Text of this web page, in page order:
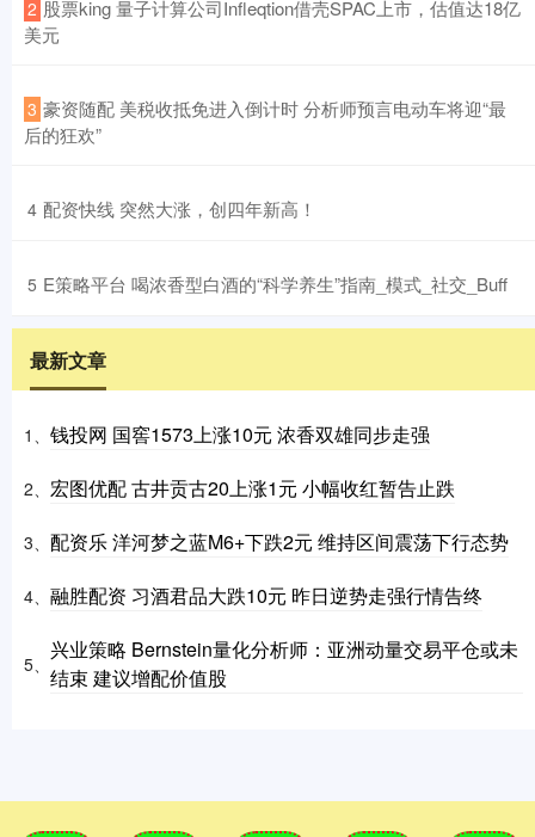
2 ​股票king 量子计算公司Infleqtion借壳SPAC上市，估值达18亿
美元
3 ​豪资随配 美税收抵免进入倒计时 分析师预言电动车将迎“最
后的狂欢”
4 ​配资快线 突然大涨，创四年新高！
5 ​E策略平台 喝浓香型白酒的“科学养生”指南_模式_社交_Buff
最新文章
1、 钱投网 国窖1573上涨10元 浓香双雄同步走强
2、 宏图优配 古井贡古20上涨1元 小幅收红暂告止跌
3、 配资乐 洋河梦之蓝M6+下跌2元 维持区间震荡下行态势
4、 融胜配资 习酒君品大跌10元 昨日逆势走强行情告终
5、
兴业策略 Bernstein量化分析师：亚洲动量交易平仓或未
结束 建议增配价值股